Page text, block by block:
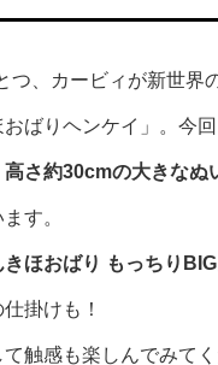
つ、カービィが新世界
ばりヘンケイ」。今
高さ約30cmの大きなぬ
す。
きほおばり もっちりBIG
掛けも！
触感も楽しんでみてく